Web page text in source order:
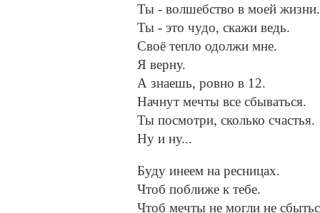
Ты - волшебство в моей жизни.
Ты - это чудо, скажи ведь.
Своё тепло одолжи мне.
Я верну.
А знаешь, ровно в 12.
Начнут мечты все сбываться.
Ты посмотри, сколько счастья.
Ну и ну...
Буду инеем на ресницах.
Чтоб поближе к тебе.
Чтоб мечты не могли не